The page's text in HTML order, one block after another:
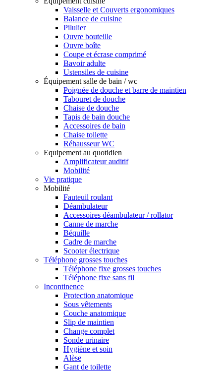
Vaisselle et Couverts ergonomiques
Balance de cuisine
Pilulier
Ouvre bouteille
Ouvre boîte
Coupe et écrase comprimé
Bavoir adulte
Ustensiles de cuisine
Équipement salle de bain / wc
Poignée de douche et barre de maintien
Tabouret de douche
Chaise de douche
Tapis de bain douche
Accessoires de bain
Chaise toilette
Réhausseur WC
Equipement au quotidien
Amplificateur auditif
Mobilité
Vie pratique
Mobilité
Fauteuil roulant
Déambulateur
Accessoires déambulateur / rollator
Canne de marche
Béquille
Cadre de marche
Scooter électrique
Téléphone grosses touches
Téléphone fixe grosses touches
Téléphone fixe sans fil
Incontinence
Protection anatomique
Sous vêtements
Couche anatomique
Slip de maintien
Change complet
Sonde urinaire
Hygiène et soin
Alèse
Gant de toilette